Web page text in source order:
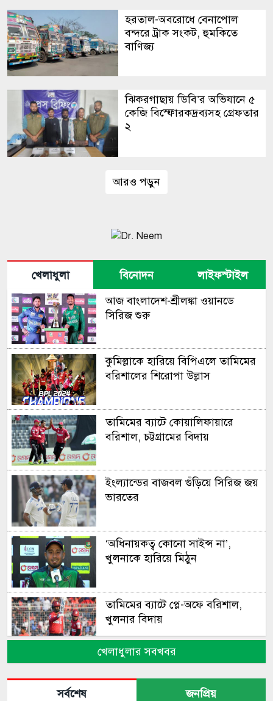
হরতাল-অবরোধে বেনাপোল
বন্দরে ট্রাক সংকট, হুমকিতে
বাণিজ্য
ঝিকরগাছায় ডিবি’র অভিযানে ৫
কেজি বিস্ফোরকদ্রব্যসহ গ্রেফতার
২
আরও পড়ুন
খেলাধুলা বিনোদন
লাইফস্টাইল
আজ বাংলা‌দেশ-শ্রীলঙ্কা ওয়ানডে
সি‌রিজ শুরু
কুমিল্লাকে হারিয়ে বিপিএলে তামিমের
বরিশালের শিরোপা উল্লাস
তামিমের ব্যাটে কোয়ালিফায়ারে
বরিশাল, চট্টগ্রামের বিদায়
ইংল্যান্ডের বাজবল গুঁড়িয়ে সিরিজ জয়
ভারতের
‘অধিনায়কত্ব কোনো সাইন্স না’,
খুলনাকে হারিয়ে মিঠুন
তামিমের ব্যাটে প্লে-অফে বরিশাল,
খুলনার বিদায়
শেষ ওভারের রোমাঞ্চে কিউইদের
হারাল অস্ট্রেলিয়া
খেলাধুলার সবখবর
সর্বশেষ
জনপ্রিয়